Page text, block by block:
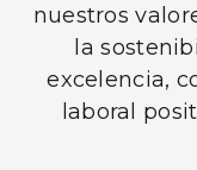
nuestros
la
excelencia,
laboral